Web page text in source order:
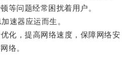
等问题经常困扰着用户。
器应运而生。
，提高网络速度，保障网络安
络。